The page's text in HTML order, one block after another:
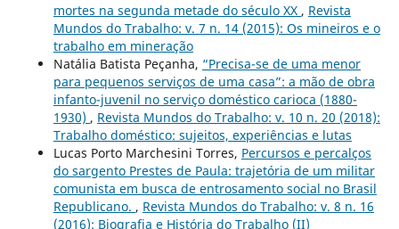
mortes na segunda metade do século XX , Revista
Mundos do Trabalho: v. 7 n. 14 (2015): Os mineiros e o
trabalho em mineração
Natália Batista Peçanha, “Precisa-se de uma menor
para pequenos serviços de uma casa”: a mão de obra
infanto-juvenil no serviço doméstico carioca (1880-
1930) , Revista Mundos do Trabalho: v. 10 n. 20 (2018):
Trabalho doméstico: sujeitos, experiências e lutas
Lucas Porto Marchesini Torres, Percursos e percalços
do sargento Prestes de Paula: trajetória de um militar
comunista em busca de entrosamento social no Brasil
Republicano. , Revista Mundos do Trabalho: v. 8 n. 16
(2016): Biografia e História do Trabalho (II)